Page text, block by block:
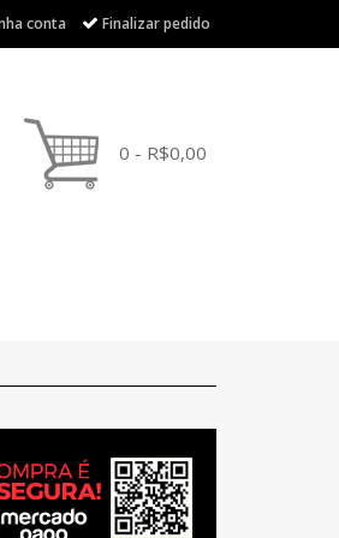
conta Finalizar pedido
0 - R$0,00